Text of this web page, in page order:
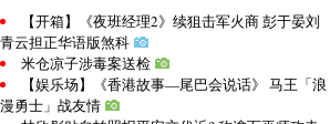
【开箱】《夜班经理2》续狙击军火商 彭于晏刘
青云担正华语版煞科
米仓凉子涉毒案送检
【娱乐场】《香港故事—尾巴会说话》 马王「浪
漫勇士」战友情